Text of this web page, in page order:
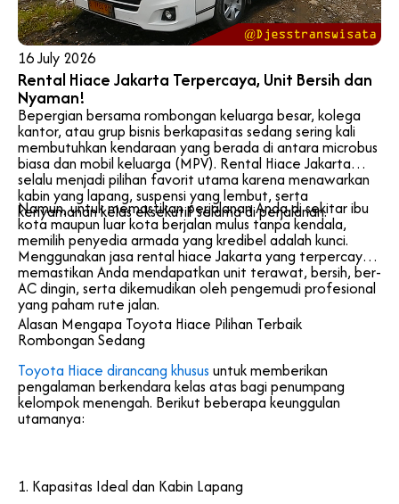
16 July 2026
Rental Hiace Jakarta Terpercaya, Unit Bersih dan
Nyaman!
Bepergian bersama rombongan keluarga besar, kolega
kantor, atau grup bisnis berkapasitas sedang sering kali
membutuhkan kendaraan yang berada di antara microbus
biasa dan mobil keluarga (MPV). Rental Hiace Jakarta
selalu menjadi pilihan favorit utama karena menawarkan
kabin yang lapang, suspensi yang lembut, serta
kenyamanan kelas eksekutif selama di perjalanan.
Namun, untuk memastikan perjalanan Anda di sekitar ibu
kota maupun luar kota berjalan mulus tanpa kendala,
memilih penyedia armada yang kredibel adalah kunci.
Menggunakan jasa rental hiace Jakarta yang terpercaya
memastikan Anda mendapatkan unit terawat, bersih, ber-
AC dingin, serta dikemudikan oleh pengemudi profesional
yang paham rute jalan.
Alasan Mengapa Toyota Hiace Pilihan Terbaik
Rombongan Sedang
Toyota Hiace dirancang khusus untuk memberikan
pengalaman berkendara kelas atas bagi penumpang
kelompok menengah. Berikut beberapa keunggulan
utamanya:
1. Kapasitas Ideal dan Kabin Lapang